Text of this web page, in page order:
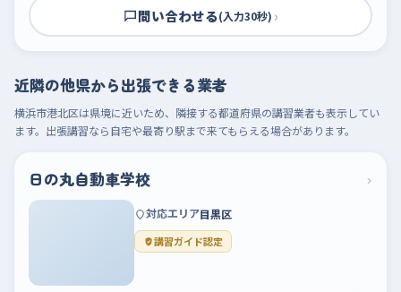
問い合わせる(入力30秒) ›
近隣の他県から出張できる業者
横浜市港北区は県境に近いため、隣接する都道府県の講習業者も表示してい
ます。出張講習なら自宅や最寄り駅まで来てもらえる場合があります。
日の丸自動車学校 ›
対応エリア目黒区
講習ガイド認定